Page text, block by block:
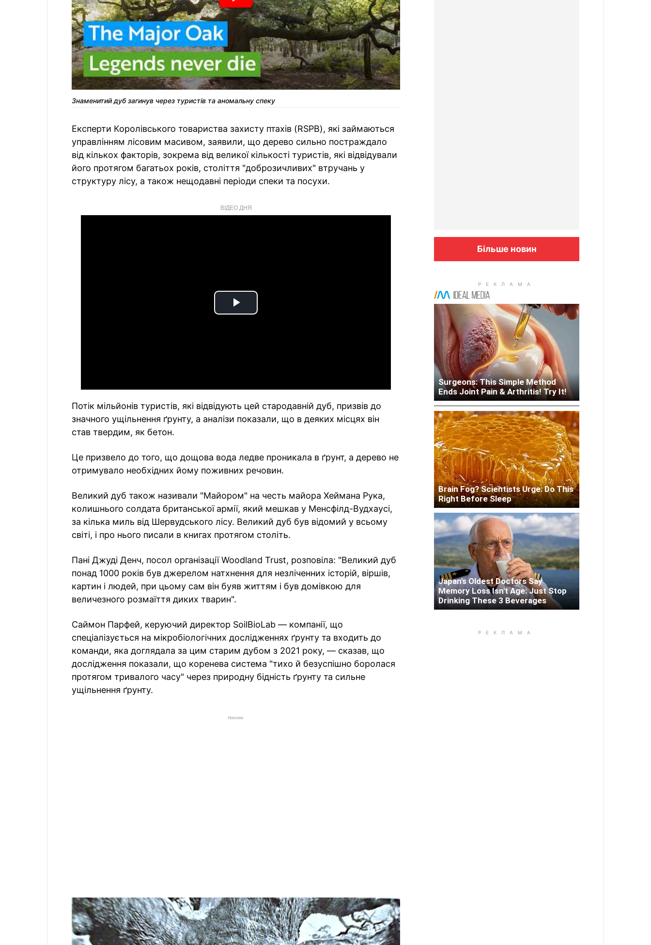
Знаменитий дуб загинув через туристів та аномальну спеку
Експерти Королівського товариства захисту птахів (RSPB), які займаються
управлінням лісовим масивом, заявили, що дерево сильно постраждало
від кількох факторів, зокрема від великої кількості туристів, які відвідували
його протягом багатьох років, століття "доброзичливих" втручань у
структуру лісу, а також нещодавні періоди спеки та посухи.
ВІДЕО ДНЯ
Play
Потік мільйонів туристів, які відвідують цей стародавній дуб, призвів до
значного ущільнення ґрунту, а аналізи показали, що в деяких місцях він
став твердим, як бетон.
Це призвело до того, що дощова вода ледве проникала в ґрунт, а дерево не
отримувало необхідних йому поживних речовин.
Великий дуб також називали "Майором" на честь майора Хеймана Рука,
колишнього солдата британської армії, який мешкав у Менсфілд-Вудхаусі,
за кілька миль від Шервудського лісу. Великий дуб був відомий у всьому
світі, і про нього писали в книгах протягом століть.
Пані Джуді Денч, посол організації Woodland Trust, розповіла: "Великий дуб
понад 1000 років був джерелом натхнення для незліченних історій, віршів,
картин і людей, при цьому сам він буяв життям і був домівкою для
величезного розмаїття диких тварин".
Саймон Парфей, керуючий директор SoilBioLab — компанії, що
спеціалізується на мікробіологічних дослідженнях ґрунту та входить до
команди, яка доглядала за цим старим дубом з 2021 року, — сказав, що
дослідження показали, що коренева система "тихо й безуспішно боролася
протягом тривалого часу" через природну бідність ґрунту та сильне
ущільнення ґрунту.
РЕКЛАМА
Більше новин
Surgeons: This Simple Method
Ends Joint Pain & Arthritis! Try It!
Woman Lives In Garage - Don't
Judge Until You Peek Inside
Brain Fog? Scientists Urge: Do This
Right Before Sleep
Japan's Oldest Doctors Say
Memory Loss Isn't Age: Just Stop
Drinking These 3 Beverages